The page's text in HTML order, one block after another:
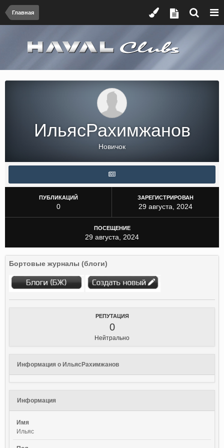
Главная
ИльясРахимжанов
Новичок
ПУБЛИКАЦИЙ
0
ЗАРЕГИСТРИРОВАН
29 августа, 2024
ПОСЕЩЕНИЕ
29 августа, 2024
Бортовые журналы (блоги)
РЕПУТАЦИЯ
0
Нейтрально
Информация о ИльясРахимжанов
Информация
Имя
Ильяс